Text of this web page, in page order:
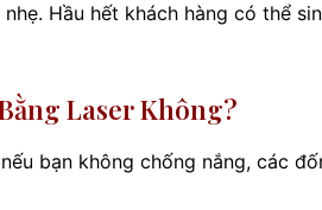
Hầu hết khách hàng có thể
Laser Không?
bạn không chống nắng, các